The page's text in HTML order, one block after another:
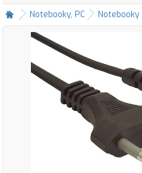
Notebooky, PC